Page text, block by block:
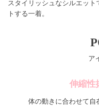
スタイリッシュなシルエッ
トする一着。
ア
伸縮性
体の動きに合わせて自